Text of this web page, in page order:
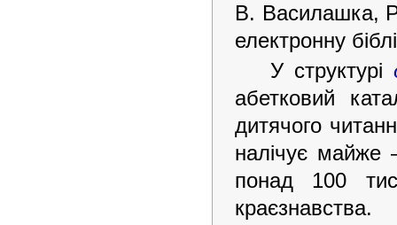
В. Василашка, Р.
електронну
У структурі
абетковий
дитячого
налічує майже
понад 100
краєзнавства.